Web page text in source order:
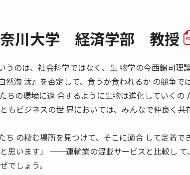
川大学 経済学部 教授
のは、社会科学ではなく、生 物学の今西錦司理
然淘 汰』を否定して、食うか食われるか の競争で
ちの環境に適 合するように生物は進化していくの
ビジネスの世 界においては、みんなで仲良く共
ち の棲む場所を見つけて、そこに適合 して定着で
思います」 ──運輸業の混載サービスと比較し て
でしょう。